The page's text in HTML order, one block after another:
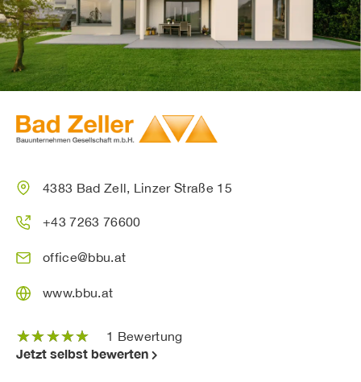
4383 Bad Zell, Linzer Straße 15
+43 7263 76600
office@bbu.at
www.bbu.at
1 Bewertung
☆☆☆☆☆
Jetzt selbst bewerten